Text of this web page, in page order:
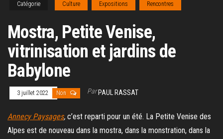
Catégorie Culture Expositions Rencontres
Mostra, Petite Venise,
vitrinisation et jardins de
Babylone
3 juillet 2022 Non ParPAUL RASSAT
Annecy Paysages, c’est reparti pour un été. La Petite Venise des
Alpes est de nouveau dans la mostra, dans la monstration, dans la